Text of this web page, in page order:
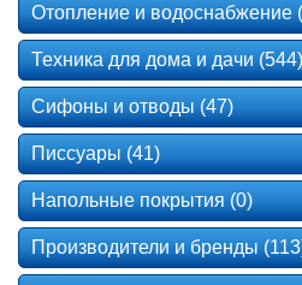
Отопление и водоснабжение
Техника для дома и дачи (544)
Сифоны и отводы (47)
Писсуары (41)
Напольные покрытия (0)
Производители и бренды